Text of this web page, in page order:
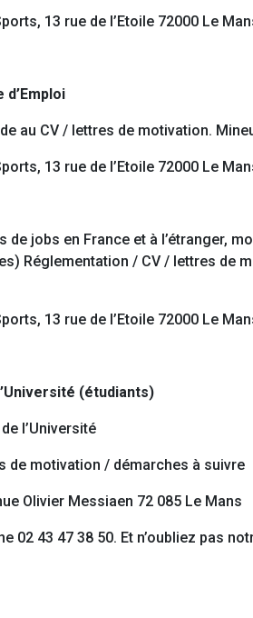
13 rue de l’Etoile 72000 Le
au CV / lettres de motivation.
13 rue de l’Etoile 72000 Le
jobs en France et à l’étranger,
Réglementation / CV / lettres de
13 rue de l’Etoile 72000 Le
(étudiants)
l’Université
de motivation / démarches à suivre
Olivier Messiaen 72 085 Le Mans
02 43 47 38 50. Et n’oubliez pas